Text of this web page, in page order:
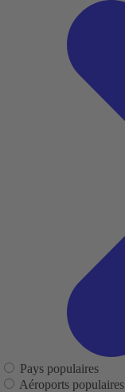
Pays populaires
Aéroports populaires